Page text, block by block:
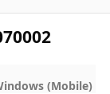
(Mobile)